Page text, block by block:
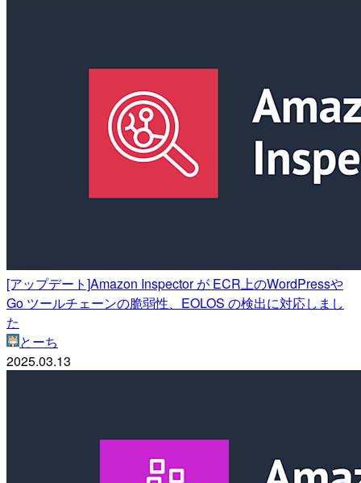
[アップデート]Amazon Inspector が ECR上のWordPressや
Go ツールチェーンの脆弱性、EOLOS の検出に対応しまし
た
とーち
2025.03.13